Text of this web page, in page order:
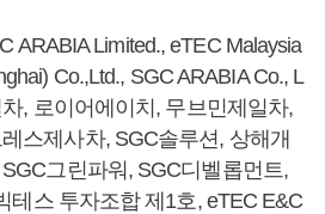
ARABIA Limited., eTEC Malaysia
Co.,Ltd., SGC ARABIA Co., L
, 로이어에이치, 무브민제일차,
스제사차, SGC솔루션, 상해개
그린파워, SGC디벨롭먼트,
테스 투자조합 제1호, eTEC E&C